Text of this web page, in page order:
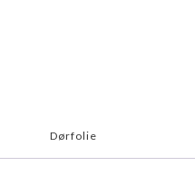
Dørfolie